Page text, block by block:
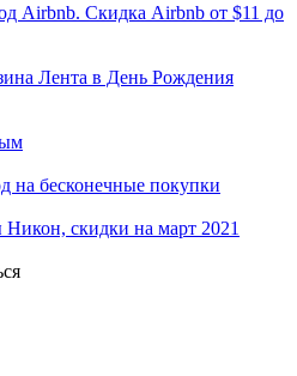
Airbnb. Скидка Airbnb от $11 до
Лента в День Рождения
на бесконечные покупки
скидки на март 2021